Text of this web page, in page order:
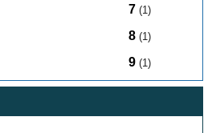
7 (1)
8 (1)
9 (1)